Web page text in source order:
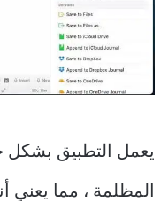
المظلمة ، مما يعني